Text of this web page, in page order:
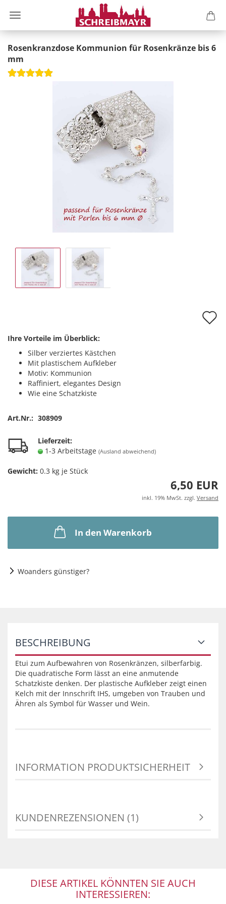
Rosenkranzdose Kommunion für Rosenkränze bis 6
mm
Ihre Vorteile im Überblick:
Silber verziertes Kästchen
Mit plastischem Aufkleber
Motiv: Kommunion
Raffiniert, elegantes Design
Wie eine Schatzkiste
Art.Nr.: 308909
Lieferzeit:
1-3 Arbeitstage (Ausland abweichend)
Gewicht: 0.3 kg je Stück
6,50 EUR
inkl. 19% MwSt. zzgl. Versand
In den Warenkorb
Woanders günstiger?
BESCHREIBUNG
Etui zum Aufbewahren von Rosenkränzen, silberfarbig.
Die quadratische Form lässt an eine anmutende
Schatzkiste denken. Der plastische Aufkleber zeigt einen
Kelch mit der Innschrift IHS, umgeben von Trauben und
Ähren als Symbol für Wasser und Wein.
INFORMATION PRODUKTSICHERHEIT
KUNDENREZENSIONEN (1)
DIESE ARTIKEL KÖNNTEN SIE AUCH
INTERESSIEREN: